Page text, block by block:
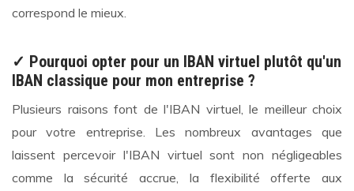
correspond le mieux.
✓ Pourquoi opter pour un IBAN virtuel plutôt qu'un
IBAN classique pour mon entreprise ?
Plusieurs raisons font de l'IBAN virtuel, le meilleur choix
pour votre entreprise. Les nombreux avantages que
laissent percevoir l'IBAN virtuel sont non négligeables
comme la sécurité accrue, la flexibilité offerte aux